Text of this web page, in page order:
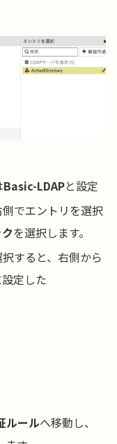
Basic-LDAPと設定
でエントリを選択
を選択します。
択すると、右側から
定した
ルールへ移動し、